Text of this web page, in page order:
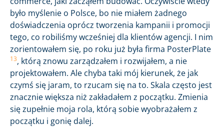
było myślenie o Polsce, bo nie miałem żadnego
doświadczenia oprócz tworzenia kampanii i promocji
tego, co robiliśmy wcześniej dla klientów agencji. I nim
zorientowałem się, po roku już była firma PosterPlate
13, którą znowu zarządzałem i rozwijałem, a nie
projektowałem. Ale chyba taki mój kierunek, że jak
czymś się jaram, to rzucam się na to. Skala często jest
znacznie większa niż zakładałem z początku. Zmienia
się zupełnie moja rola, którą sobie wyobrażałem z
początku i gonię dalej.